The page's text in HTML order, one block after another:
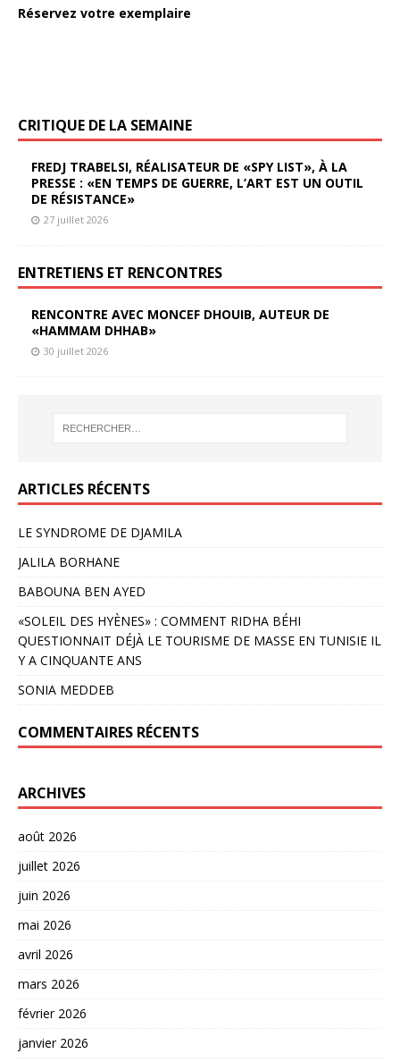
Réservez votre exemplaire
CRITIQUE DE LA SEMAINE
FREDJ TRABELSI, RÉALISATEUR DE «SPY LIST», À LA
PRESSE : «EN TEMPS DE GUERRE, L’ART EST UN OUTIL
DE RÉSISTANCE»
27 juillet 2026
ENTRETIENS ET RENCONTRES
RENCONTRE AVEC MONCEF DHOUIB, AUTEUR DE
«HAMMAM DHHAB»
30 juillet 2026
ARTICLES RÉCENTS
LE SYNDROME DE DJAMILA
JALILA BORHANE
BABOUNA BEN AYED
«SOLEIL DES HYÈNES» : COMMENT RIDHA BÉHI
QUESTIONNAIT DÉJÀ LE TOURISME DE MASSE EN TUNISIE IL
Y A CINQUANTE ANS
SONIA MEDDEB
COMMENTAIRES RÉCENTS
ARCHIVES
août 2026
juillet 2026
juin 2026
mai 2026
avril 2026
mars 2026
février 2026
janvier 2026